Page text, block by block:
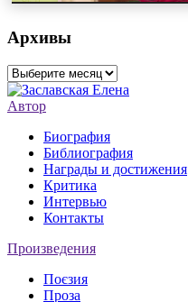
Архивы
Архивы
Автор
Биография
Библиография
Награды и достижения
Критика
Интервью
Контакты
Произведения
Поєзия
Проза